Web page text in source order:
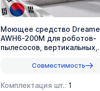
Моющее средство Dreame
AWH6-200M для роботов-
пылесосов, вертикальных,
Совместимость
Комплектация шт.:1